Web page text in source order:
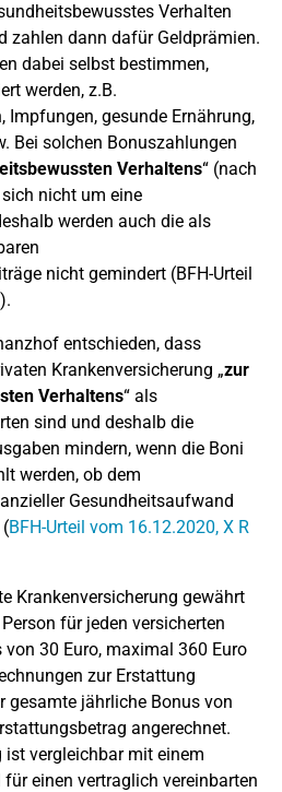
Verhalten
zahlen dann dafür Geldprämien.
dabei selbst bestimmen,
werden, z.B.
Impfungen, gesunde Ernährung,
Bei solchen Bonuszahlungen
Verhaltens“ (nach
nicht um eine
werden auch die als
nicht gemindert (BFH-Urteil
entschieden, dass
Krankenversicherung „zur
Verhaltens“ als
sind und deshalb die
mindern, wenn die Boni
werden, ob dem
Gesundheitsaufwand
BFH-Urteil vom 16.12.2020, X R
Krankenversicherung gewährt
für jeden versicherten
30 Euro, maximal 360 Euro
zur Erstattung
gesamte jährliche Bonus von
angerechnet.
ist vergleichbar mit einem
für einen vertraglich vereinbarten